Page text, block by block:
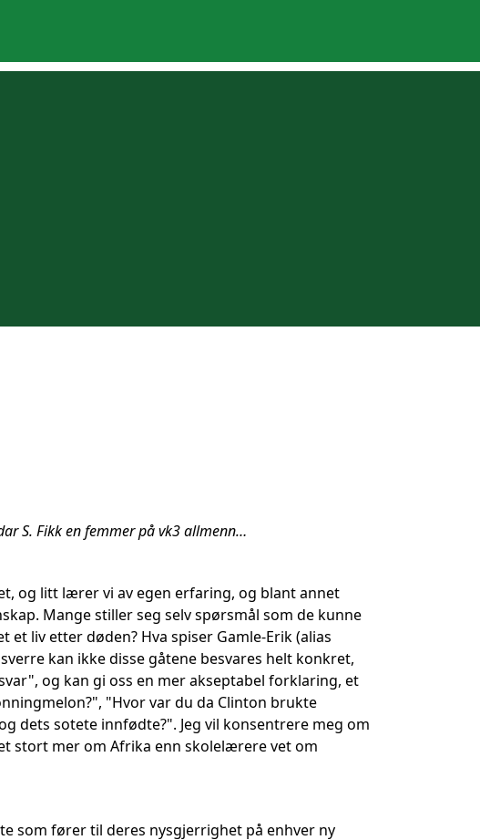
S. Fikk en femmer på vk3 allmenn…
og litt lærer vi av egen erfaring, og blant annet
Mange stiller seg selv spørsmål som de kunne
et liv etter døden? Hva spiser Gamle-Erik (alias
kan ikke disse gåtene besvares helt konkret,
og kan gi oss en mer akseptabel forklaring, et
"Hvor var du da Clinton brukte
dets sotete innfødte?". Jeg vil konsentrere meg om
stort mer om Afrika enn skolelærere vet om
som fører til deres nysgjerrighet på enhver ny